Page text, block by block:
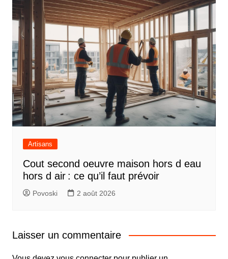
Artisans
Cout second oeuvre maison hors d eau
hors d air : ce qu’il faut prévoir
Povoski 2 août 2026
Laisser un commentaire